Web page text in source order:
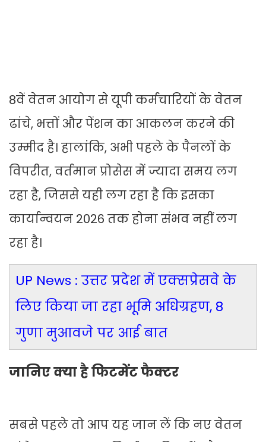
8वें वेतन आयोग से यूपी कर्मचारियों के वेतन
ढांचे, भत्तों और पेंशन का आकलन करने की
उम्मीद है। हालांकि, अभी पहले के पैनलों के
विपरीत, वर्तमान प्रोसेस में ज्यादा समय लग
रहा है, जिससे यही लग रहा है कि इसका
कार्यान्वयन 2026 तक होना संभव नहीं लग
रहा है।
UP News : उत्तर प्रदेश में एक्सप्रेसवे के
लिए किया जा रहा भूमि अधिग्रहण, 8
गुणा मुआवजे पर आई बात
जानिए क्या है फिटमेंट फैक्टर
सबसे पहले तो आप यह जान लें कि नए वेतन